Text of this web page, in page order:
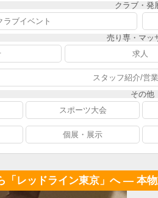
クラブ・発
ラブイベント
売り専・マッ
求人
スタッフ紹介/営
その他
スポーツ大会
個展・展示
「レッドライン東京」へ ― 本